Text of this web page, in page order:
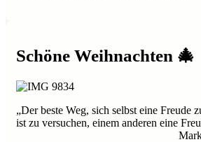
Schöne Weihnachten 🎄
„Der beste Weg, sich selbst eine Freude
ist zu versuchen, einem anderen eine
Mark